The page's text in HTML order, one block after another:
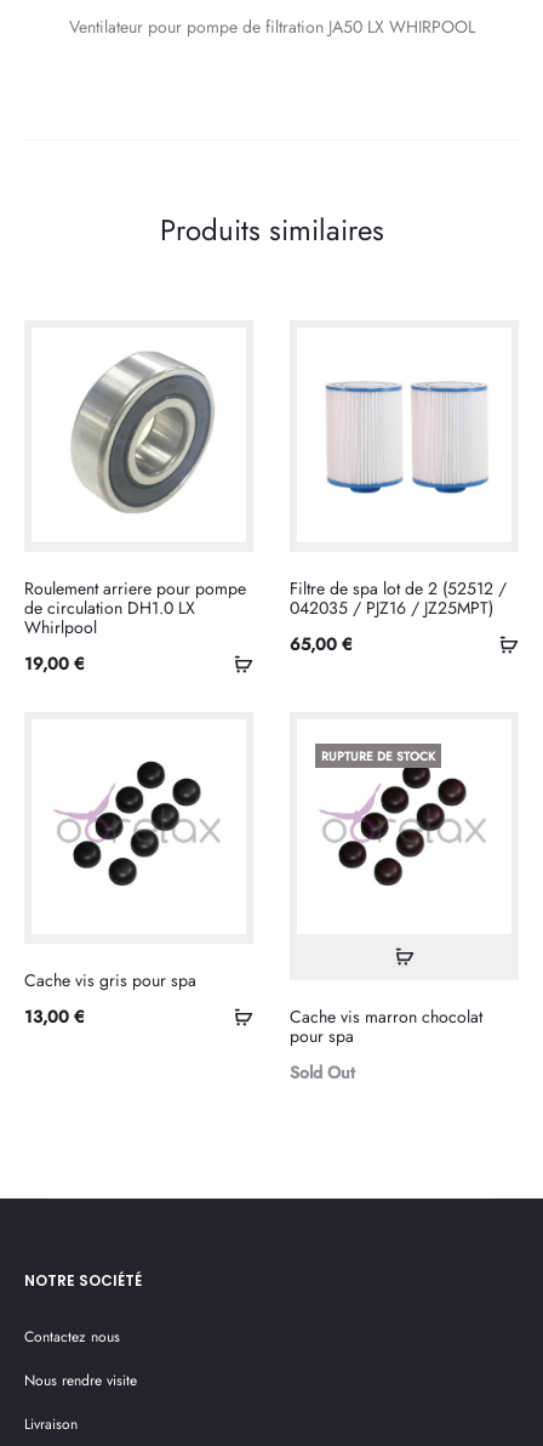
Ventilateur pour pompe de filtration JA50 LX WHIRPOOL
Produits similaires
Ajouter
Roulement arriere pour pompe
de circulation DH1.0 LX
Whirlpool
19,00 €
Filtre de spa lot de 2 (52512 /
042035 / PJZ16 / JZ25MPT)
65,00 €
Ajouter
Cache vis gris pour spa
13,00 €
RUPTURE DE STOCK
Lire
suite
Cache vis marron chocolat
pour spa
Sold Out
NOTRE SOCIÉTÉ
Contactez nous
Nous rendre visite
Livraison